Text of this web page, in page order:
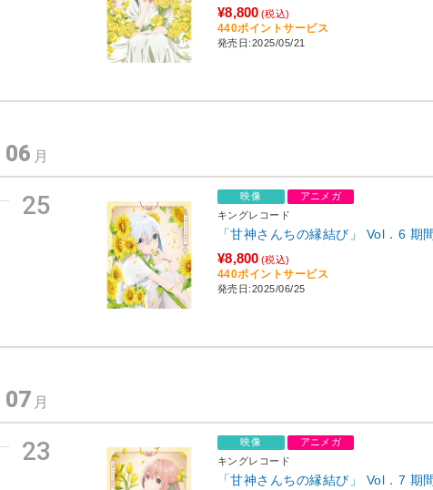
¥8,800 (税込)
440ポイントサービス
発売日:2025/05/21
06 月
25 映像
アニメガ
キングレコード
「甘神さんちの縁結び」 Vol．6 期
¥8,800 (税込)
440ポイントサービス
発売日:2025/06/25
07 月
23 映像
アニメガ
キングレコード
「甘神さんちの縁結び」 Vol．7 期